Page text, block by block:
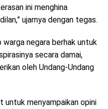
ini menghina
ujarnya dengan tegas.
warga negara berhak untuk
secara damai,
oleh Undang-Undang
untuk menyampaikan opini